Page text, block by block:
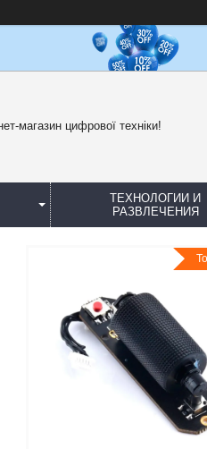
магазин цифрової техніки!
ТЕХНОЛОГИИ И
РАЗВЛЕЧЕНИЯ